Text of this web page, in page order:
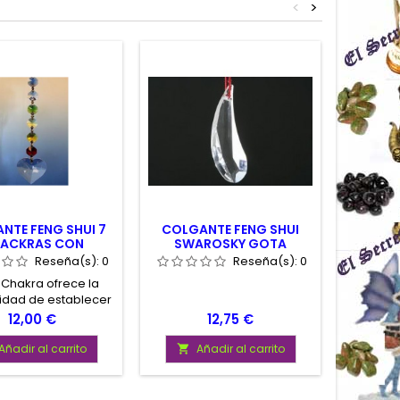
>
<
FENG SHUI 7
CON
FACETEADA
Reseña(s): 0
ofrece la
de establecer
fundada y
un profundo
humano. Cada
nos brinda el
de cierto poder,
Precio
12,00 €
al carrito
COLGANTE FENG SHUI
SWAROSKY GOTA
CRISTAL 50 MM
Reseña(s): 0
Precio
12,75 €
 Añadir al carrito 